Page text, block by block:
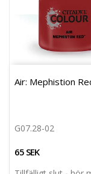
Air: Mephistion
G07.28-02
65 SEK